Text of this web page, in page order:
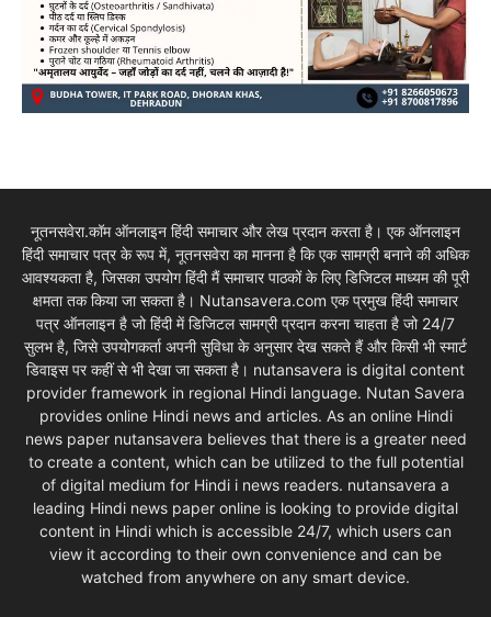
नूतनसवेरा.कॉम ऑनलाइन हिंदी समाचार और लेख प्रदान करता है। एक ऑनलाइन
हिंदी समाचार पत्र के रूप में, नूतनसवेरा का मानना है कि एक सामग्री बनाने की अधिक
आवश्यकता है, जिसका उपयोग हिंदी मैं समाचार पाठकों के लिए डिजिटल माध्यम की पूरी
क्षमता तक किया जा सकता है। Nutansavera.com एक प्रमुख हिंदी समाचार
पत्र ऑनलाइन है जो हिंदी में डिजिटल सामग्री प्रदान करना चाहता है जो 24/7
सुलभ है, जिसे उपयोगकर्ता अपनी सुविधा के अनुसार देख सकते हैं और किसी भी स्मार्ट
डिवाइस पर कहीं से भी देखा जा सकता है। nutansavera is digital content
provider framework in regional Hindi language. Nutan Savera
provides online Hindi news and articles. As an online Hindi
news paper nutansavera believes that there is a greater need
to create a content, which can be utilized to the full potential
of digital medium for Hindi i news readers. nutansavera a
leading Hindi news paper online is looking to provide digital
content in Hindi which is accessible 24/7, which users can
view it according to their own convenience and can be
watched from anywhere on any smart device.